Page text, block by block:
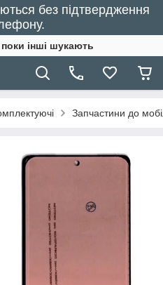
без підтвердження
інші шукають
Запчастини до